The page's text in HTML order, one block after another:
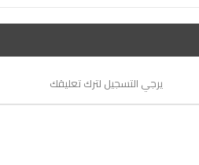
يرجي التسجيل لترك تعليقك